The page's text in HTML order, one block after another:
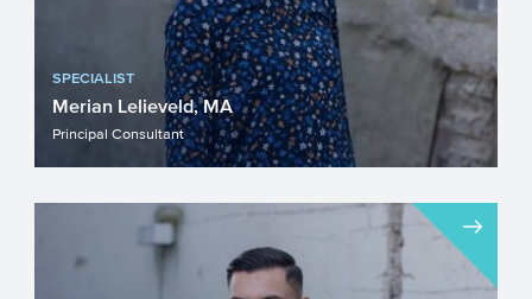
SPECIALIST
Merian Lelieveld, MA
Principal Consultant